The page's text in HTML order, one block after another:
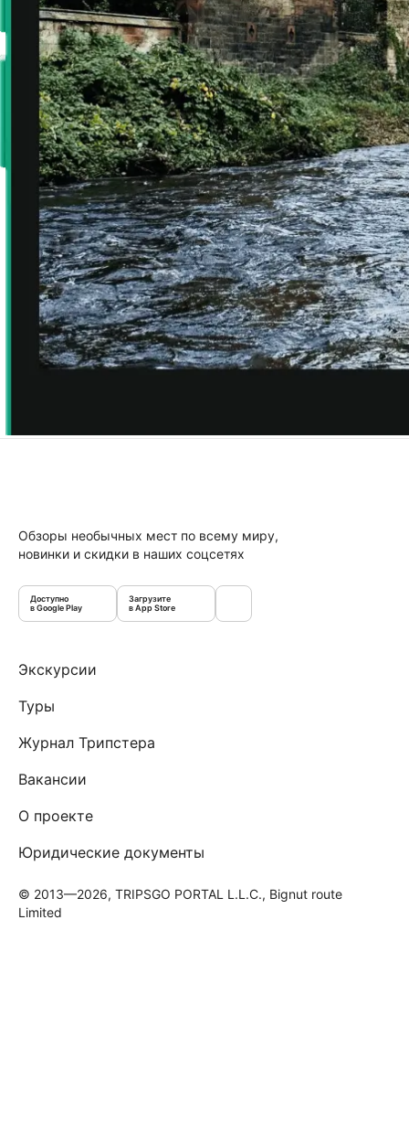
Обзоры необычных мест по всему миру,
новинки и скидки в наших соцсетях
Доступно
в Google Play
Загрузите
в App Store
Экскурсии
Туры
Журнал Трипстера
Вакансии
О проекте
Юридические документы
© 2013—2026, TRIPSGO PORTAL L.L.C., Bignut route
Limited